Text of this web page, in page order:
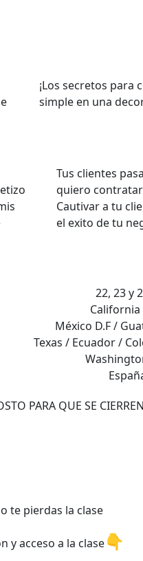
¡Los secretos para
simple en una
Tus clientes
quiero
Cautivar a tu
el exito de tu
22, 23 y
California
México D.F /
Texas / Ecuador /
PARA QUE SE
te pierdas la clase
y acceso a la clase👇